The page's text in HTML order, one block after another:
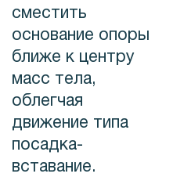
сместить
основание опоры
ближе к центру
масс тела,
облегчая
движение типа
посадка-
вставание.